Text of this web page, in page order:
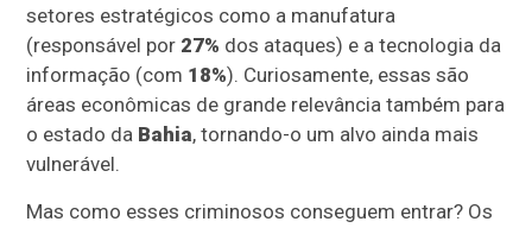
setores estratégicos como a manufatura
(responsável por 27% dos ataques) e a tecnologia da
informação (com 18%). Curiosamente, essas são
áreas econômicas de grande relevância também para
o estado da Bahia, tornando-o um alvo ainda mais
vulnerável.
Mas como esses criminosos conseguem entrar? Os